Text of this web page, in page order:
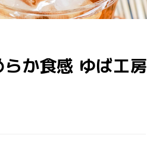
か食感 ゆば工房